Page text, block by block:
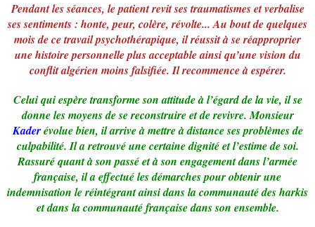
Pendant les séances, le patient revit ses traumatismes et verbalise
ses sentiments : honte, peur, colère, révolte... Au bout de quelques
mois de ce travail psychothérapique, il réussit à se réapproprier
une histoire personnelle plus acceptable ainsi qu’une vision du
conflit algérien moins falsifiée. Il recommence à espérer.
Celui qui espère transforme son attitude à l’égard de la vie, il se
donne les moyens de se reconstruire et de revivre. Monsieur
Kaderévolue bien, il arrive à mettre à distance ses problèmes de
culpabilité. Il a retrouvé une certaine dignité et l’estime de soi.
Rassuré quant à son passé et à son engagement dans l’armée
française, il a effectué les démarches pour obtenir une
indemnisation le réintégrant ainsi dans la communauté des harkis
et dans la communauté française dans son ensemble.